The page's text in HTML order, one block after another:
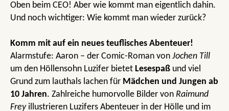
Oben beim CEO! Aber wie kommt man eigentlich dahin.
Und noch wichtiger: Wie kommt man wieder zurück?
Komm mit auf ein neues teuflisches Abenteuer!
Alarmstufe: Aaron – der Comic-Roman von Jochen Till
um den Höllensohn Luzifer bietet Lesespaß und viel
Grund zum lauthals lachen für Mädchen und Jungen ab
10 Jahren. Zahlreiche humorvolle Bilder von Raimund
Freyillustrieren Luzifers Abenteuer in der Hölle und im